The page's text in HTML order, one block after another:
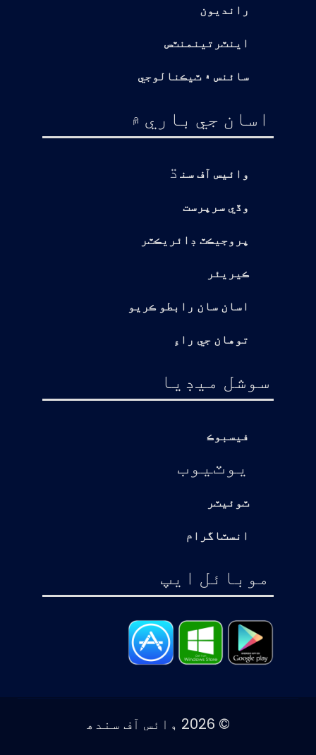
رانديون
اينٽرتينمنٽس
سائنس ۽ ٽيڪنالوجي
اسان جي باري ۾
وائيس آف سن ڌ
وڏي سرپرست
پروجيڪٽ ڊائريڪٽر
ڪيريئر
اسان سان رابطو ڪريو
توهان جي راءِ
سوشل ميڊيا
فيسبوڪ
يوٽيوب
ٽوئيٽر
انسٽاگرام
موبائل ايپ
© 2026 وائس آف سندھ